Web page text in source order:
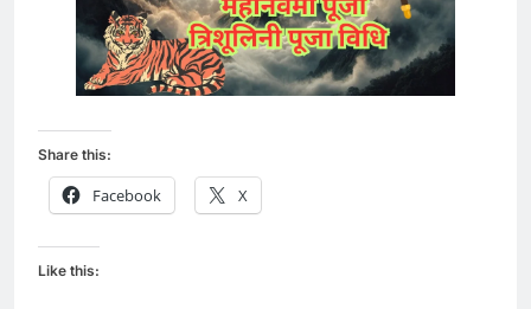
Share this:
Facebook X
Like this: